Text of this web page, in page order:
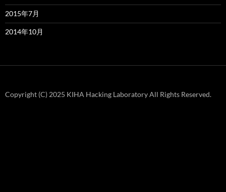
2015年7月
2014年10月
Copyright (C) 2025 KIHA Hacking Laboratory All Rights Reserved.